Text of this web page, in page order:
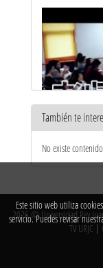
机构视频 URJC
También te
No existe
2026 © Universidad Rey
TV URJC
Este sitio web utiliza
servicio. Puedes revisar